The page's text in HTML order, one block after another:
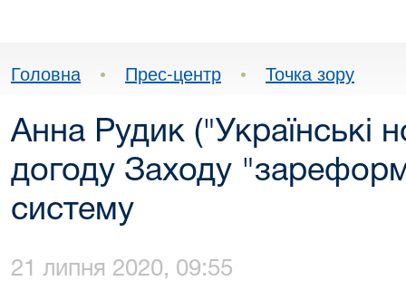
Головна • Прес-центр • Точка зору
Анна Рудик ("Українські
догоду Заходу
систему
21 липня 2020, 09:55